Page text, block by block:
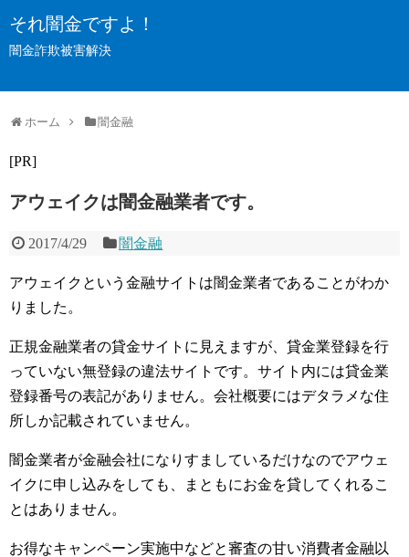
それ闇金ですよ！
闇金詐欺被害解決
ホーム 闇金融
[PR]
アウェイクは闇金融業者です。
2017/4/29 闇金融
アウェイクという金融サイトは闇金業者であることがわか
りました。
正規金融業者の貸金サイトに見えますが、貸金業登録を行
っていない無登録の違法サイトです。サイト内には貸金業
登録番号の表記がありません。会社概要にはデタラメな住
所しか記載されていません。
闇金業者が金融会社になりすましているだけなのでアウェ
イクに申し込みをしても、まともにお金を貸してくれるこ
とはありません。
お得なキャンペーン実施中などと審査の甘い消費者金融以